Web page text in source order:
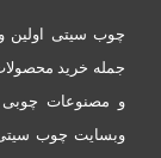
چوب سیتی اولین
جمله خرید
و مصنوعات چوبی
وبسایت چوب